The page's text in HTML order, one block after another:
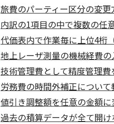
旅費のパーティー区分の変更
内訳の1項目の中で複数の任
代価表内で作業毎に上位4桁
地上レーザ測量の機械経費の
技術管理費として精度管理費
労務費の時間外補正について
値引き調整額を任意の金額に
過去の積算データが全て開け